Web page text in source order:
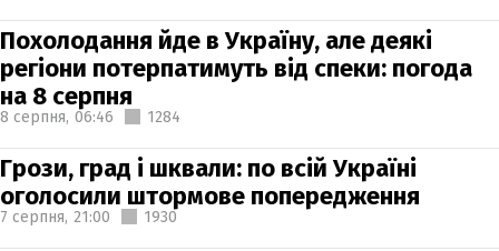
Похолодання йде в Україну, але деякі
регіони потерпатимуть від спеки: погода
на 8 серпня
8 серпня, 06:46 1284
Грози, град і шквали: по всій Україні
оголосили штормове попередження
7 серпня, 21:00 1930